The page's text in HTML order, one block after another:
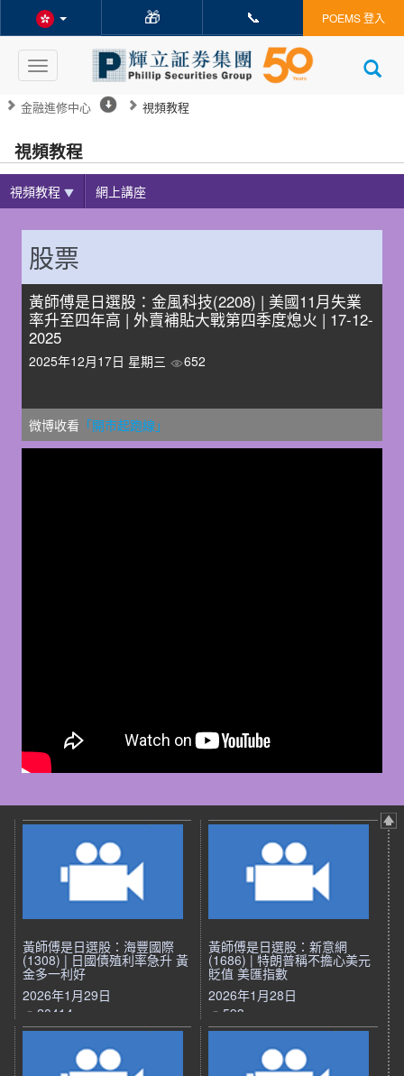
🎁 📞 POEMS 登入
Toggle
navigation
金融進修中心 視頻教程
視頻教程
視頻教程 網上講座
股票
黃師傅是日選股：金風科技(2208) | 美國11月失業
率升至四年高 | 外賣補貼大戰第四季度熄火 | 17-12-
2025
2025年12月17日 星期三 652
微博收看 「開市起跑線」
黃師傅是日選股：海豐國際
(1308) | 日國債殖利率急升 黃
金多一利好
2026年1月29日
20414
黃師傅是日選股：新意網
(1686) | 特朗普稱不擔心美元
貶值 美匯指數
2026年1月28日
593